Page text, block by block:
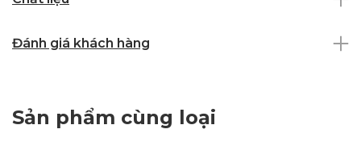
Đánh giá khách hàng
Sản phẩm cùng loại